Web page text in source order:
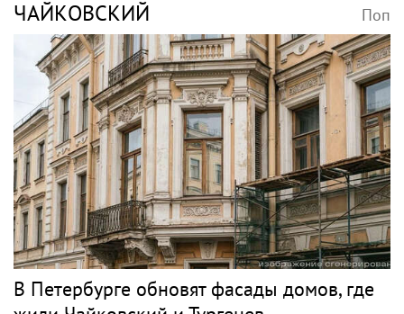
переезда
Джаз
БУТМАН Поп